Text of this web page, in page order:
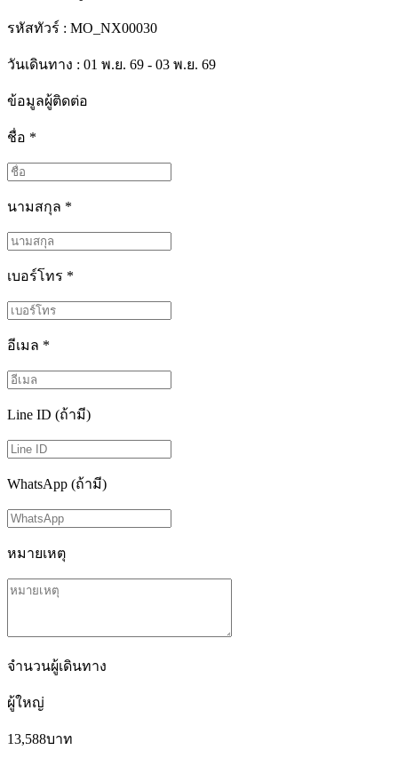
รหัสทัวร์ : MO_NX00030
วันเดินทาง : 01 พ.ย. 69 - 03 พ.ย. 69
ข้อมูลผู้ติดต่อ
ชื่อ *
นามสกุล *
เบอร์โทร *
อีเมล *
Line ID (ถ้ามี)
WhatsApp (ถ้ามี)
หมายเหตุ
จำนวนผู้เดินทาง
ผู้ใหญ่
13,588บาท